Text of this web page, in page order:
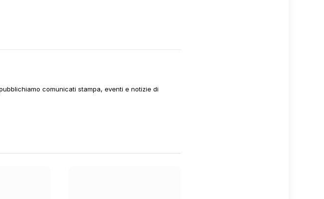
comunicati stampa, eventi e notizie di